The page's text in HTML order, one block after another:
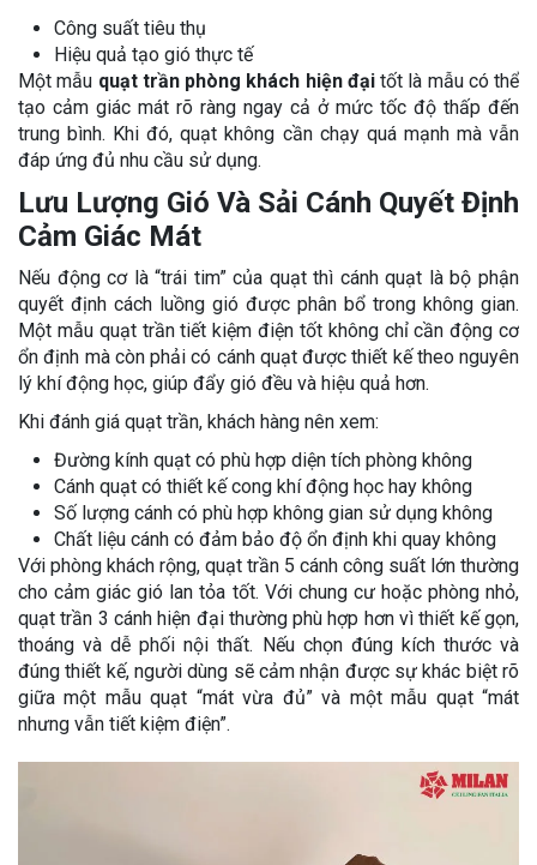
Công suất tiêu thụ
Hiệu quả tạo gió thực tế
Một mẫu quạt trần phòng khách hiện đạitốt là mẫu có thể
tạo cảm giác mát rõ ràng ngay cả ở mức tốc độ thấp đến
trung bình. Khi đó, quạt không cần chạy quá mạnh mà vẫn
đáp ứng đủ nhu cầu sử dụng.
Lưu Lượng Gió Và Sải Cánh Quyết Định
Cảm Giác Mát
Nếu động cơ là “trái tim” của quạt thì cánh quạt là bộ phận
quyết định cách luồng gió được phân bổ trong không gian.
Một mẫu quạt trần tiết kiệm điện tốt không chỉ cần động cơ
ổn định mà còn phải có cánh quạt được thiết kế theo nguyên
lý khí động học, giúp đẩy gió đều và hiệu quả hơn.
Khi đánh giá quạt trần, khách hàng nên xem:
Đường kính quạt có phù hợp diện tích phòng không
Cánh quạt có thiết kế cong khí động học hay không
Số lượng cánh có phù hợp không gian sử dụng không
Chất liệu cánh có đảm bảo độ ổn định khi quay không
Với phòng khách rộng, quạt trần 5 cánh công suất lớn thường
cho cảm giác gió lan tỏa tốt. Với chung cư hoặc phòng nhỏ,
quạt trần 3 cánh hiện đại thường phù hợp hơn vì thiết kế gọn,
thoáng và dễ phối nội thất. Nếu chọn đúng kích thước và
đúng thiết kế, người dùng sẽ cảm nhận được sự khác biệt rõ
giữa một mẫu quạt “mát vừa đủ” và một mẫu quạt “mát
nhưng vẫn tiết kiệm điện”.